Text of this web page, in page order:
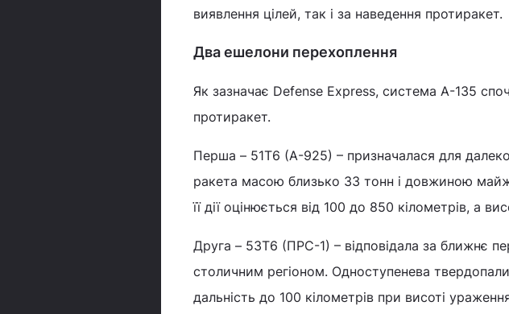
виявлення цілей, так і за наведення протиракет.
Два ешелони перехоплення
Як зазначає Defense Express, система А-135
протиракет.
Перша – 51Т6 (А-925) – призначалася для
ракета масою близько 33 тонн і довжиною
її дії оцінюється від 100 до 850 кілометрів, а
Друга – 53Т6 (ПРС-1) – відповідала за ближнє
столичним регіоном. Одноступенева
дальність до 100 кілометрів при висоті